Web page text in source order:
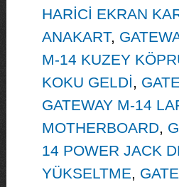
HARİCİ EKRAN
ANAKART,
M-14 KUZEY
KOKU GELDİ,
GATEWAY M-14
MOTHERBOARD,
14 POWER JACK
YÜKSELTME,